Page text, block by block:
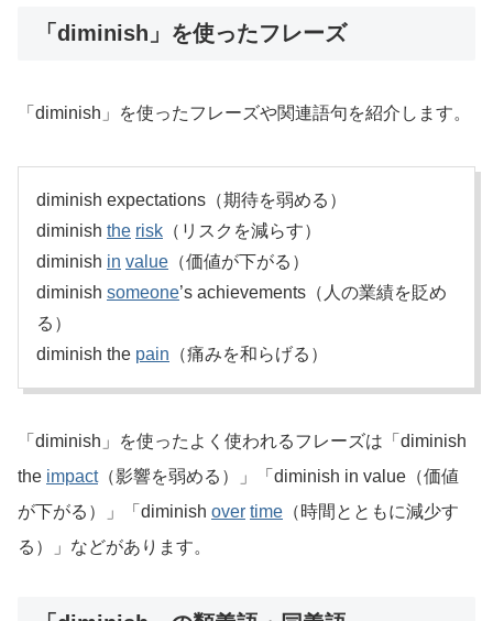
「diminish」を使ったフレーズ
「diminish」を使ったフレーズや関連語句を紹介します。
diminish expectations（期待を弱める）
diminish the risk （リスクを減らす）
diminish in value （価値が下がる）
diminish someone’s achievements（人の業績を貶め
る）
diminish the pain （痛みを和らげる）
「diminish」を使ったよく使われるフレーズは「diminish
the impact（影響を弱める）」「diminish in value（価値
が下がる）」「diminish over time （時間とともに減少す
る）」などがあります。